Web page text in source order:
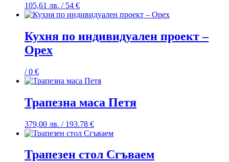
105,61 лв. / 54 €
Кухня по индивидуален проект –
Орех
/ 0 €
Трапезна маса Петя
379,00 лв. / 193.78 €
Трапезен стол Сгъваем